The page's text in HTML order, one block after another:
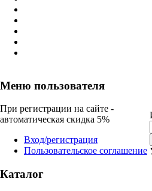
Меню пользователя
При регистрации на сайте -
автоматическая скидка 5%
Вход/регистрация
Пользовательское соглашение
Каталог